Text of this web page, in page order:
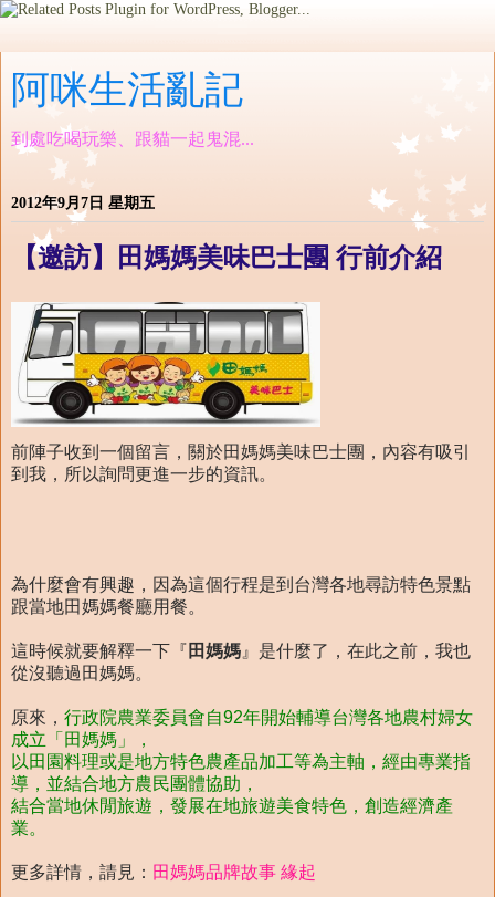
阿咪生活亂記
到處吃喝玩樂、跟貓一起鬼混...
2012年9月7日 星期五
【邀訪】田媽媽美味巴士團 行前介紹
前陣子收到一個留言，關於田媽媽美味巴士團，內容有吸引
到我，所以詢問更進一步的資訊。
為什麼會有興趣，因為這個行程是到台灣各地尋訪特色景點
跟當地田媽媽餐廳用餐。
這時候就要解釋一下『 田媽媽 』是什麼了，在此之前，我也
從沒聽過田媽媽。
原來， 行政院農業委員會自92年開始輔導台灣各地農村婦女
成立「田媽媽」，
以田園料理或是地方特色農產品加工等為主軸，經由專業指
導，並結合地方農民團體協助，
結合當地休閒旅遊，發展在地旅遊美食特色，創造經濟產
業。
更多詳情，請見： 田媽媽品牌故事 緣起